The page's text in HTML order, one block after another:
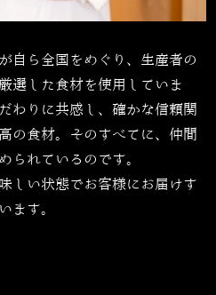
自ら全国をめぐり、生産者の
選した食材を使用していま
わりに共感し、確かな信頼関
の食材。そのすべてに、仲間
られているのです。
しい状態でお客様にお届けす
ます。